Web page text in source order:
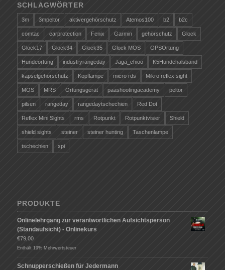
SCHLAGWÖRTER
3m 3mpeltor aktivergehörschutz Atemos100 b2 b2c
comtac earprotection Fenix Garmin gehörschutz Glock
Glock17 Glock34 Glock35 Glock MOS GPSOrtung
Hundeortung industryrangeday Jaga_chioo K5Hundehalsband
kapselgehörschutz Kopflampe micro rds Mikro reflex sight
MOS MRS Ortungsgerät paashootingacademy peltor
pilsen rangeday rangedaytschechien Red Dot
Reflex Mini Sights rms Rotpunkt Rotpunktvisier Shield
shield sights steiner steiner hunting Taschenlampe
tschechien xpi
PRODUKTE
Onlinelehrgang zur verantwortlichen Aufsichtsperson
(Standaufsicht) - Onlinekurs
€79,00
Enthält 19% Mehrwertsteuer
Schnupperschießen für Jedermann